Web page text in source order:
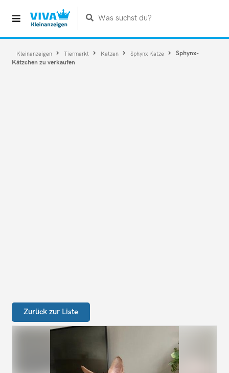
Was suchst du?
Kleinanzeigen Tiermarkt Katzen Sphynx Katze
Sphynx-
Kätzchen zu verkaufen
Zurück zur Liste